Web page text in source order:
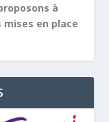
à
en place